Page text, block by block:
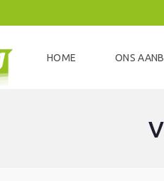
HOME ONS